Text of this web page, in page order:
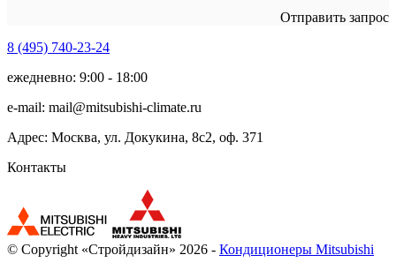
Отправить запрос
8 (495) 740-23-24
ежедневно: 9:00 - 18:00
e-mail: mail@mitsubishi-climate.ru
Адрес: Москва, ул. Докукина, 8с2, оф. 371
Контакты
© Copyright «Стройдизайн» 2026 - Кондиционеры Mitsubishi